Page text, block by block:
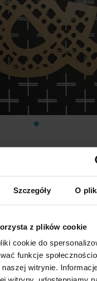
Szczegóły O
z plików cookie
cookie do
funkcje
witrynie.
złoty w stylu
13,80 zł
Dodaj do koszyka